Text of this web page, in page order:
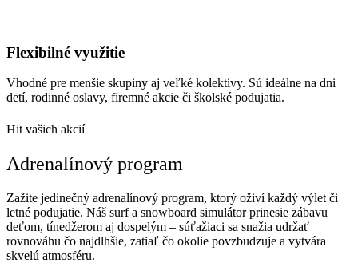
Flexibilné využitie
Vhodné pre menšie skupiny aj veľké kolektívy. Sú ideálne na dni
detí, rodinné oslavy, firemné akcie či školské podujatia.
Hit vašich akcií
Adrenalínový program
Zažite jedinečný adrenalínový program, ktorý oživí každý výlet či
letné podujatie. Náš surf a snowboard simulátor prinesie zábavu
deťom, tínedžerom aj dospelým – súťažiaci sa snažia udržať
rovnováhu čo najdlhšie, zatiaľ čo okolie povzbudzuje a vytvára
skvelú atmosféru.